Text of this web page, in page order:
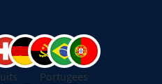
Portugees